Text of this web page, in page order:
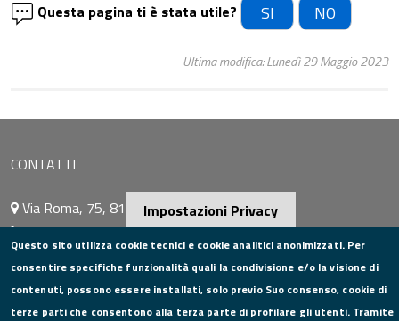
Questa pagina ti è stata utile?
SI NO
Ultima modifica: Lunedì 29 Maggio 2023
CONTATTI
Via Roma, 75, 81100 Caserta
Tel. 0823249111
Pec:camera.commercio.caserta@ce.legalmail.camcom.it
info@ce.camcom.it
DATI PER LA FATTURAZIONE
Impostazioni Privacy
Questo sito utilizza cookie tecnici e cookie analitici anonimizzati. Per
consentire specifiche funzionalità quali la condivisione e/o la visione di
contenuti, possono essere installati, solo previo Suo consenso, cookie di
terze parti che consentono alla terza parte di profilare gli utenti. Tramite